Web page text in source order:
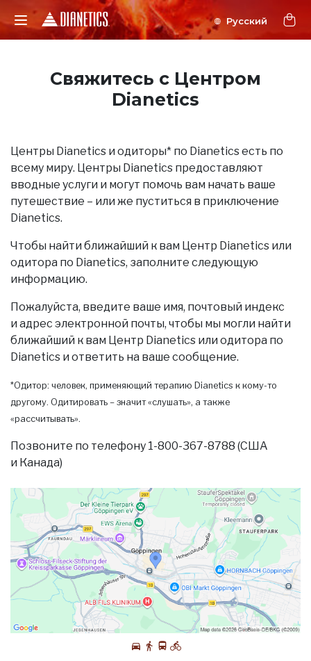
Свяжитесь с Центром
Dianetics
Центры Dianetics и одиторы* по Dianetics есть по
всему миру. Центры Dianetics предоставляют
вводные услуги и могут помочь вам начать ваше
путешествие – или же пуститься в приключение
Dianetics.
Чтобы найти ближайший к вам Центр Dianetics или
одитора по Dianetics, заполните следующую
информацию.
Пожалуйста, введите ваше имя, почтовый индекс
и адрес электронной почты, чтобы мы могли найти
ближайший к вам Центр Dianetics или одитора по
Dianetics и ответить на ваше сообщение.
*Одитор: человек, применяющий терапию Dianetics к кому-то
другому. Одитировать – значит «слушать», а также
«рассчитывать».
Позвоните по телефону 1-800-367-8788 (США
и Канада)